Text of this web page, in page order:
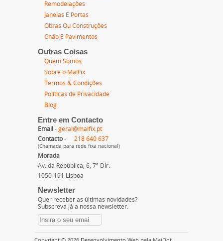
Remodelações
Janelas E Portas
Obras Ou Construções
Chão E Pavimentos
Outras Coisas
Quem Somos
Sobre o MaiFix
Termos & Condições
Políticas de Privacidade
Blog
Entre em Contacto
Email - geral@maifix.pt
Contacto - 218 640 637
(Chamada para rede fixa nacional)
Morada
Av. da República, 6, 7º Dir.
1050-191 Lisboa
Newsletter
Quer receber as últimas novidades?
Subscreva já a nossa newsletter.